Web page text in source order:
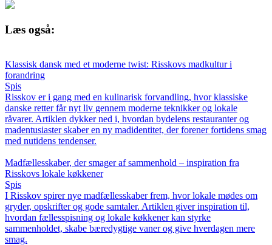
Læs også:
Klassisk dansk med et moderne twist: Risskovs madkultur i
forandring
Spis
Risskov er i gang med en kulinarisk forvandling, hvor klassiske
danske retter får nyt liv gennem moderne teknikker og lokale
råvarer. Artiklen dykker ned i, hvordan bydelens restauranter og
madentusiaster skaber en ny madidentitet, der forener fortidens smag
med nutidens tendenser.
Madfællesskaber, der smager af sammenhold – inspiration fra
Risskovs lokale køkkener
Spis
I Risskov spirer nye madfællesskaber frem, hvor lokale mødes om
gryder, opskrifter og gode samtaler. Artiklen giver inspiration til,
hvordan fællesspisning og lokale køkkener kan styrke
sammenholdet, skabe bæredygtige vaner og give hverdagen mere
smag.